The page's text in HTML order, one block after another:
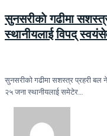
सुनसरीकाे गढीमा
स्थानीयलाई विपद्
सुनसरीकाे गढीमा सशस्त्र प्रहरी बल
२५ जना स्थानीयलाई समेटेर…